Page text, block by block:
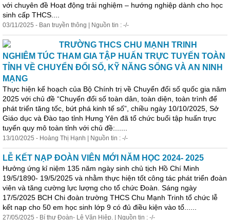
với chuyên đề Hoạt động trải nghiệm – hướng nghiệp dành cho học
sinh cấp THCS....
03/11/2025 - Ban truyền thông | Nguồn tin : -/-
TRƯỜNG THCS CHU MẠNH TRINH
NGHIÊM TÚC THAM GIA TẬP HUẤN TRỰC TUYẾN TOÀN
TỈNH VỀ CHUYỂN ĐỔI SỐ, KỸ NĂNG SỐNG VÀ AN NINH
MẠNG
Thực hiện kế hoạch của Bộ Chính trị về Chuyển đổi số quốc gia năm
2025 với chủ đề “Chuyển đổi số toàn dân, toàn diện, toàn trình để
phát triển tăng tốc, bứt phá kinh tế số”, chiều ngày 10/10/2025, Sở
Giáo dục và Đào tạo tỉnh Hưng Yên đã tổ chức buổi tập huấn trực
tuyến quy mô toàn tỉnh với chủ đề:......
13/10/2025 - Hoàng Thị Hạnh | Nguồn tin : -/-
LỄ KẾT NẠP ĐOÀN VIÊN MỚI NĂM HỌC 2024- 2025
Hưởng ứng kỉ niệm 135 năm ngày sinh chủ tịch Hồ Chí Minh
19/5/1890- 19/5/2025 và nhằm thực hiện tốt công tác phát triển đoàn
viên và tăng cường lực lượng cho tổ chức Đoàn. Sáng ngày
17/5/2025 BCH Chi đoàn trường THCS Chu Mạnh Trinh tổ chức lễ
kết nạp cho 50 em học sinh lớp 9 có đủ điều kiện vào tổ......
27/05/2025 - Bí thư Đoàn- Lê Văn Hiệp. | Nguồn tin : -/-